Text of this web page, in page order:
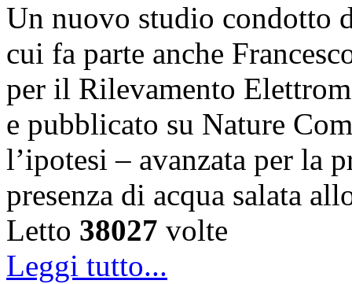
Un nuovo studio condotto
cui fa parte anche
per il Rilevamento
e pubblicato su Nature
l’ipotesi – avanzata per la
presenza di acqua salata
Letto 38027 volte
Leggi tutto...